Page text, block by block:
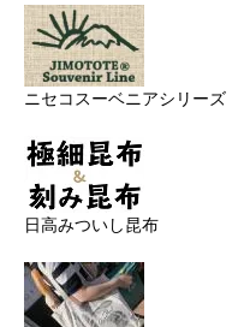
ニセコスーベニアシリーズ
日高みついし昆布